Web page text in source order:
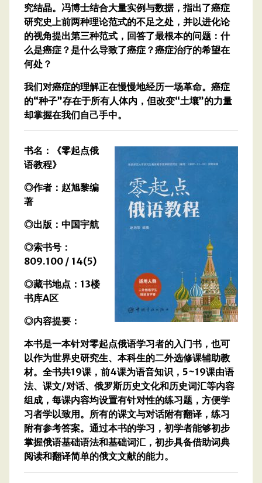
究结晶。冯博士结合大量实例与数据，指出了癌症
研究史上前两种理论范式的不足之处，并以进化论
的视角提出第三种范式，回答了最根本的问题：什
么是癌症？是什么导致了癌症？癌症治疗的希望在
何处？
我们对癌症的理解正在慢慢地经历一场革命。癌症
的“种子”存在于所有人体内，但改变“土壤”的力量
却掌握在我们自己手中。
书名：《零起点俄
语教程》
◎作者：赵旭黎编
著
◎出版：中国宇航
◎索书号：
809.100 / 14(5)
◎藏书地点：13楼
书库A区
◎内容提要：
本书是一本针对零起点俄语学习者的入门书，也可
以作为世界史研究生、本科生的二外选修课辅助教
材。全书共19课，前4课为语音知识，5~19课由语
法、课文/对话、俄罗斯历史文化和历史词汇等内容
组成，每课内容均设置有针对性的练习题，方便学
习者学以致用。所有的课文与对话附有翻译，练习
附有参考答案。通过本书的学习，初学者能够初步
掌握俄语基础语法和基础词汇，初步具备借助词典
阅读和翻译简单的俄文文献的能力。